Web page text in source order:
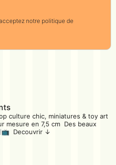
acceptez notre politique de
culture chic, miniatures & toy art
mesure en 7,5 cm Des beaux
Decouvrir ↓